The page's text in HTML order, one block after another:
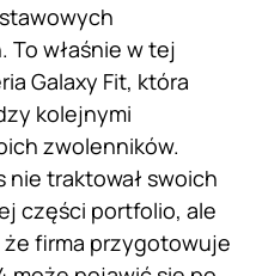
właśnie w tej
Galaxy Fit, która
kolejnymi
zwolenników.
nie traktował swoich
części portfolio, ale
firma przygotowuje